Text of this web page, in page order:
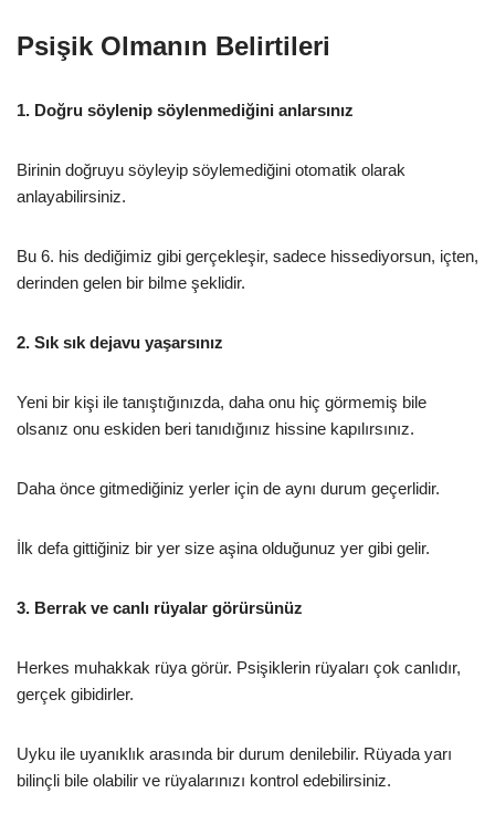
Psişik Olmanın Belirtileri
1. Doğru söylenip söylenmediğini anlarsınız
Birinin doğruyu söyleyip söylemediğini otomatik olarak
anlayabilirsiniz.
Bu 6. his dediğimiz gibi gerçekleşir, sadece hissediyorsun, içten,
derinden gelen bir bilme şeklidir.
2. Sık sık dejavu yaşarsınız
Yeni bir kişi ile tanıştığınızda, daha onu hiç görmemiş bile
olsanız onu eskiden beri tanıdığınız hissine kapılırsınız.
Daha önce gitmediğiniz yerler için de aynı durum geçerlidir.
İlk defa gittiğiniz bir yer size aşina olduğunuz yer gibi gelir.
3. Berrak ve canlı rüyalar görürsünüz
Herkes muhakkak rüya görür. Psişiklerin rüyaları çok canlıdır,
gerçek gibidirler.
Uyku ile uyanıklık arasında bir durum denilebilir. Rüyada yarı
bilinçli bile olabilir ve rüyalarınızı kontrol edebilirsiniz.